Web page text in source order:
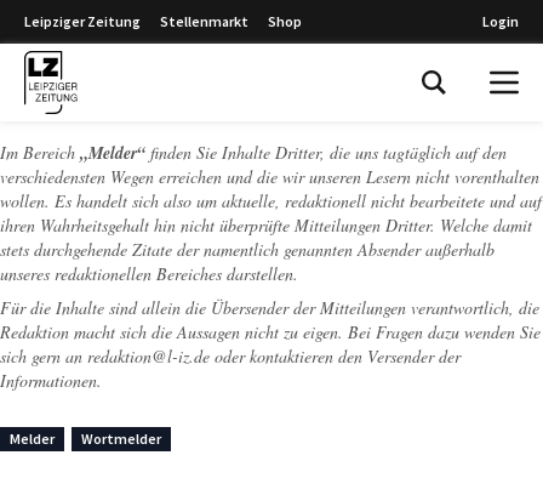
Leipziger Zeitung Stellenmarkt Shop Login
Im Bereich „Melder“ finden Sie Inhalte Dritter, die uns tagtäglich auf den
verschiedensten Wegen erreichen und die wir unseren Lesern nicht vorenthalten
wollen. Es handelt sich also um aktuelle, redaktionell nicht bearbeitete und auf
ihren Wahrheitsgehalt hin nicht überprüfte Mitteilungen Dritter. Welche damit
stets durchgehende Zitate der namentlich genannten Absender außerhalb
unseres redaktionellen Bereiches darstellen.
Für die Inhalte sind allein die Übersender der Mitteilungen verantwortlich, die
Redaktion macht sich die Aussagen nicht zu eigen. Bei Fragen dazu wenden Sie
sich gern an redaktion@l-iz.de oder kontaktieren den Versender der
Informationen.
Melder Wortmelder